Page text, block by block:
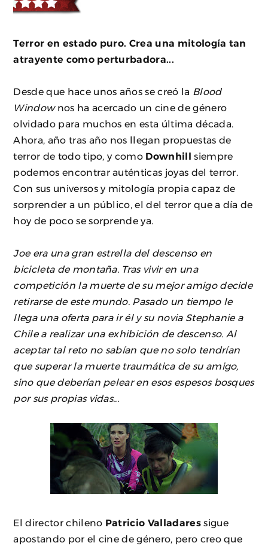
Terror en estado puro. Crea una mitología tan
atrayente como perturbadora...
Desde que hace unos años se creó la Blood
Windownos ha acercado un cine de género
olvidado para muchos en esta última década.
Ahora, año tras año nos llegan propuestas de
terror de todo tipo, y como Downhillsiempre
podemos encontrar auténticas joyas del terror.
Con sus universos y mitología propia capaz de
sorprender a un público, el del terror que a día de
hoy de poco se sorprende ya.
Joe era una gran estrella del descenso en
bicicleta de montaña. Tras vivir en una
competición la muerte de su mejor amigo decide
retirarse de este mundo. Pasado un tiempo le
llega una oferta para ir él y su novia Stephanie a
Chile a realizar una exhibición de descenso. Al
aceptar tal reto no sabían que no solo tendrían
que superar la muerte traumática de su amigo,
sino que deberían pelear en esos espesos bosques
por sus propias vidas...
El director chileno Patricio Valladaressigue
apostando por el cine de género, pero creo que